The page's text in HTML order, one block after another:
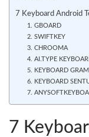
7 Keyboard Android
1. GBOARD
2. SWIFTKEY
3. CHROOMA
4. AI.TYPE
5. KEYBOARD
6. KEYBOARD
7.
7